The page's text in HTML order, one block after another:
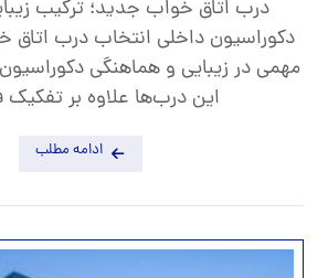
درب اتاق خواب جدید؛ ترکیب
دکوراسیون داخلی انتخاب درب
مهمی در زیبایی و هماهنگی
این درب‌ها علاوه بر
ادامه مطلب